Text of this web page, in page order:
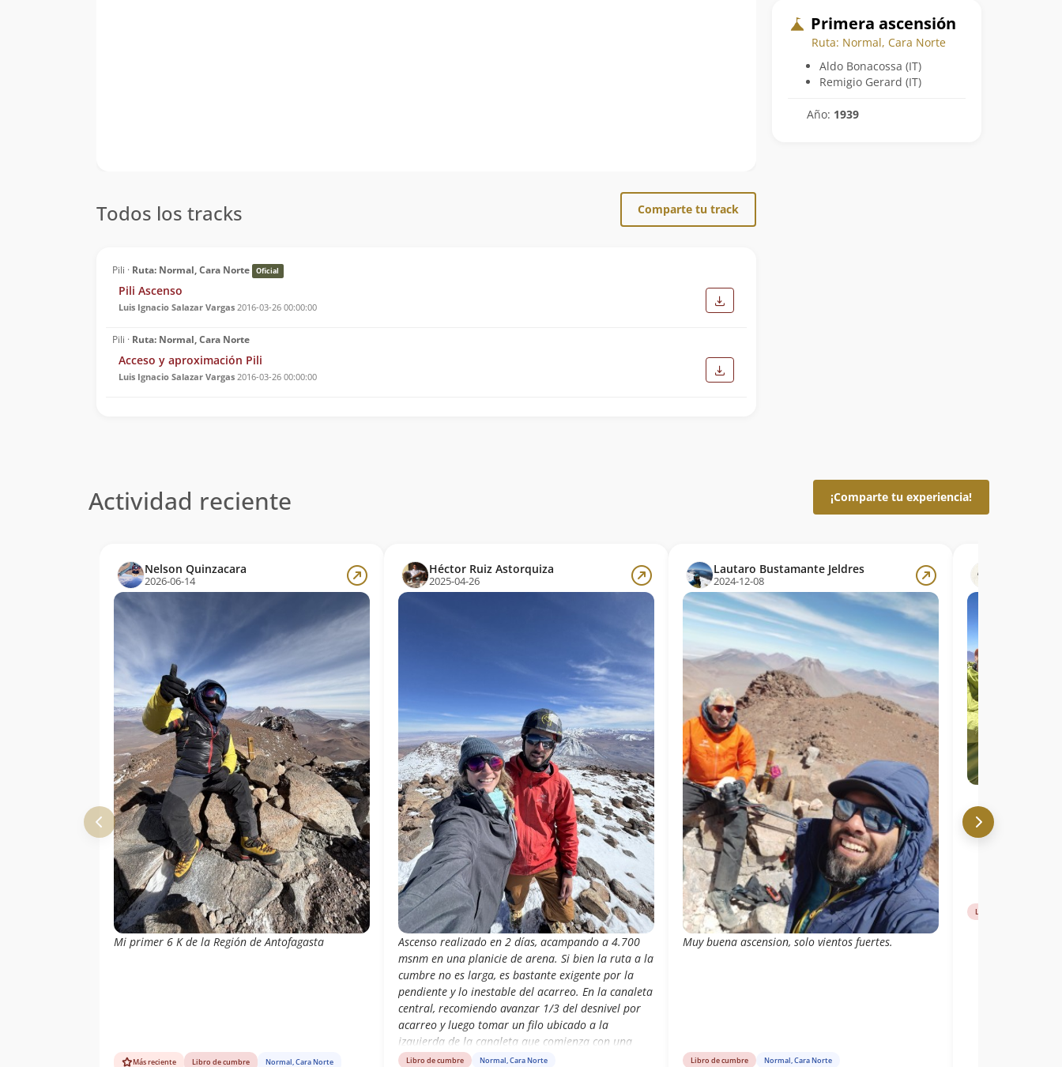
Primera ascensión
Ruta: Normal, Cara Norte
Aldo Bonacossa (IT)
Remigio Gerard (IT)
Año: 1939
Todos los tracks Comparte tu track
Pili · Ruta: Normal, Cara Norte Oficial
Pili Ascenso
Luis Ignacio Salazar Vargas 2016-03-26 00:00:00
Pili · Ruta: Normal, Cara Norte
Acceso y aproximación Pili
Luis Ignacio Salazar Vargas 2016-03-26 00:00:00
Actividad reciente ¡Comparte tu experiencia!
Nelson Quinzacara
2026-06-14
Mi primer 6 K de la Región de Antofagasta
Más reciente Libro de cumbre Normal, Cara Norte
Héctor Ruiz Astorquiza
2025-04-26
Ascenso realizado en 2 días, acampando a 4.700
msnm en una planicie de arena. Si bien la ruta a la
cumbre no es larga, es bastante exigente por la
pendiente y lo inestable del acarreo. En la canaleta
central, recomiendo avanzar 1/3 del desnivel por
acarreo y luego tomar un filo ubicado a la
izquierda de la canaleta que comienza con una
gran roca. Este filo se sube principalmente
Libro de cumbre Normal, Cara Norte
Lautaro Bustamante Jeldres
2024-12-08
Muy buena ascension, solo vientos fuertes.
Libro de cumbre Normal, Cara Norte
Libro de cumbre